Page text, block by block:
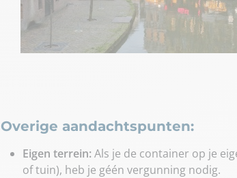
Overige aandachtspunten:
Eigen terrein:Als je de container op je
of tuin), heb je géén vergunning nodig.